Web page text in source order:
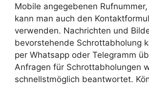
Mobile angegebenen
kann man auch den
verwenden. Nachrichten und
bevorstehende Schrottabholung
per Whatsapp oder Telegramm
Anfragen für Schrottabholungen
schnellstmöglich beantwortet.